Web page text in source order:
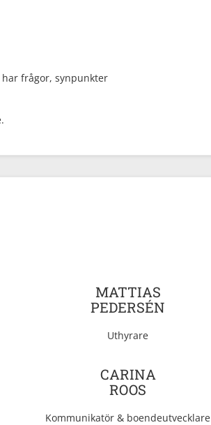
frågor, synpunkter
MATTIAS
PEDERSÉN
Uthyrare
CARINA
ROOS
Kommunikatör & boendeutvecklare